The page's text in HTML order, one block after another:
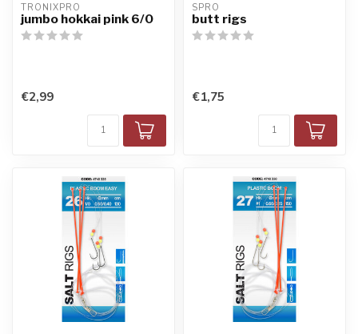
TRONIXPRO
jumbo hokkai pink 6/0
€2,99
SPRO
butt rigs
€1,75